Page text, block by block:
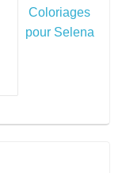
Coloriages
pour Selena